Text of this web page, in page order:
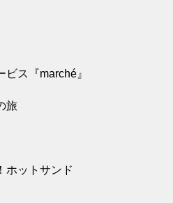
ス『marché』
旅
ホットサンド